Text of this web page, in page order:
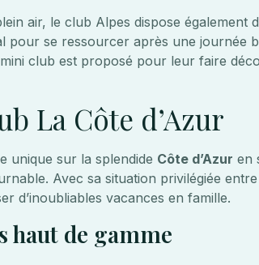
air, le club Alpes dispose également
pour se ressourcer après une journée
club est proposé pour leur faire
La Côte d’Azur
unique sur la splendide Côte d’Azur en
Avec sa situation privilégiée
d’inoubliables vacances en famille.
haut de gamme